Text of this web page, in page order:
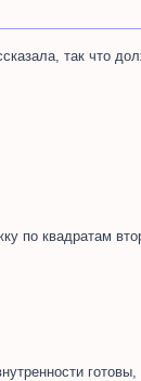
так что
по квадратам
готовы,